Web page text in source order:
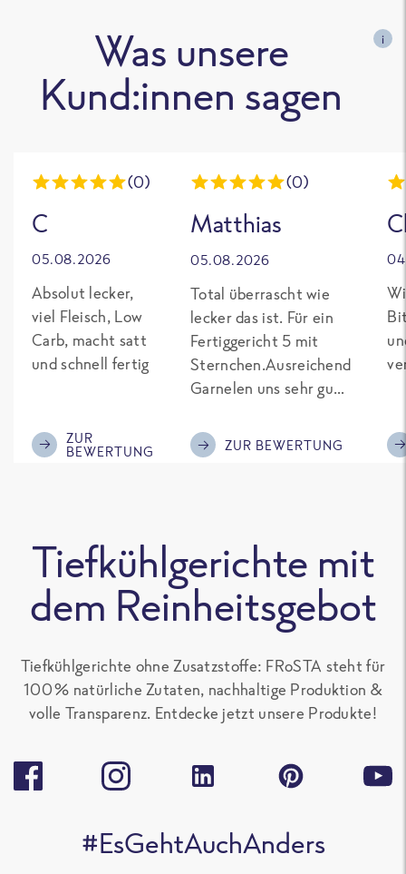
Was unsere
Kund:innen sagen
i
(0)
C
05.08.2026
Absolut lecker,
viel Fleisch, Low
Carb, macht satt
und schnell fertig
ZUR
BEWERTUNG
(0)
Matthias
05.08.2026
Total überrascht wie
lecker das ist. Für ein
Fertiggericht 5 mit
Sternchen.Ausreichend
Garnelen uns sehr gut
Kompliment
ZUR BEWERTUNG
Tiefkühlgerichte mit
dem Reinheitsgebot
Tiefkühlgerichte ohne Zusatzstoffe: FRoSTA steht für
100 % natürliche Zutaten, nachhaltige Produktion &
volle Transparenz. Entdecke jetzt unsere Produkte!
#EsGehtAuchAnders